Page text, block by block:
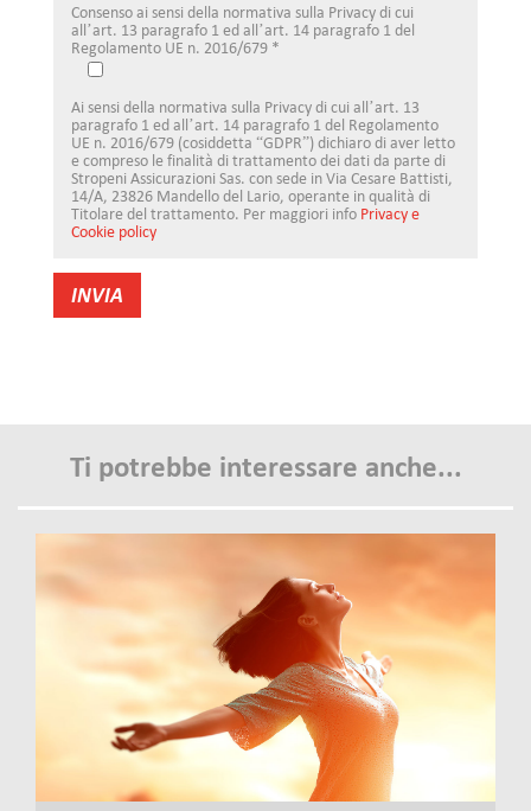
Consenso ai sensi della normativa sulla Privacy di cui
all’art. 13 paragrafo 1 ed all’art. 14 paragrafo 1 del
Regolamento UE n. 2016/679 *
Ai sensi della normativa sulla Privacy di cui all’art. 13
paragrafo 1 ed all’art. 14 paragrafo 1 del Regolamento
UE n. 2016/679 (cosiddetta “GDPR”) dichiaro di aver letto
e compreso le finalità di trattamento dei dati da parte di
Stropeni Assicurazioni Sas. con sede in Via Cesare Battisti,
14/A, 23826 Mandello del Lario, operante in qualità di
Titolare del trattamento. Per maggiori info Privacy e
Cookie policy
Ti potrebbe interessare anche...